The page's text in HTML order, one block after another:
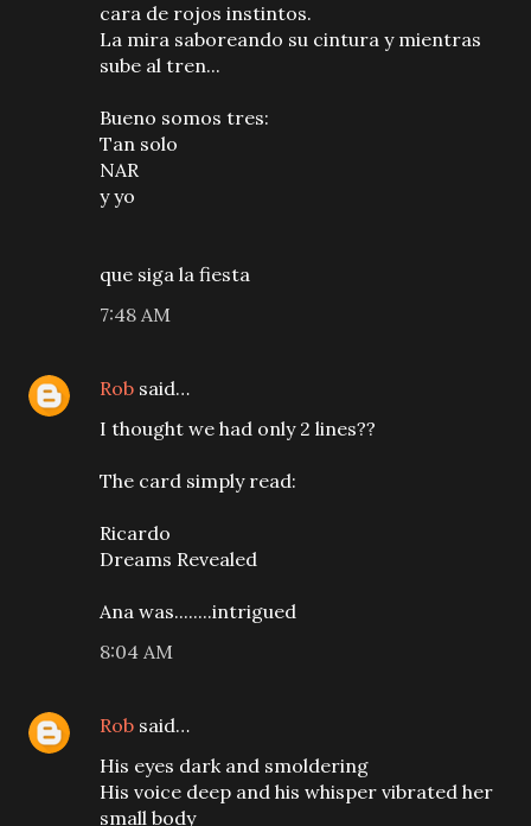
cara de rojos instintos.
La mira saboreando su cintura y mientras
sube al tren...
Bueno somos tres:
Tan solo
NAR
y yo
que siga la fiesta
7:48 AM
Rob said…
I thought we had only 2 lines??
The card simply read:
Ricardo
Dreams Revealed
Ana was........intrigued
8:04 AM
Rob said…
His eyes dark and smoldering
His voice deep and his whisper vibrated her
small body